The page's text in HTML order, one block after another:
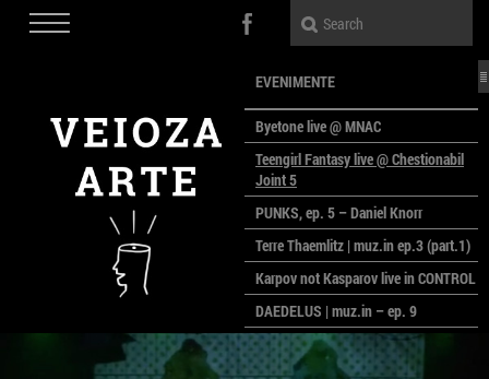
EVENIMENTE
Byetone live @ MNAC
Teengirl Fantasy live @ Chestionabil
Joint 5
PUNKS, ep. 5 – Daniel Knorr
Terre Thaemlitz | muz.in ep.3 (part.1)
Karpov not Kasparov live in CONTROL
DAEDELUS | muz.in – ep. 9
LALELE, LALELE – prima premieră a
anului la MACAZ